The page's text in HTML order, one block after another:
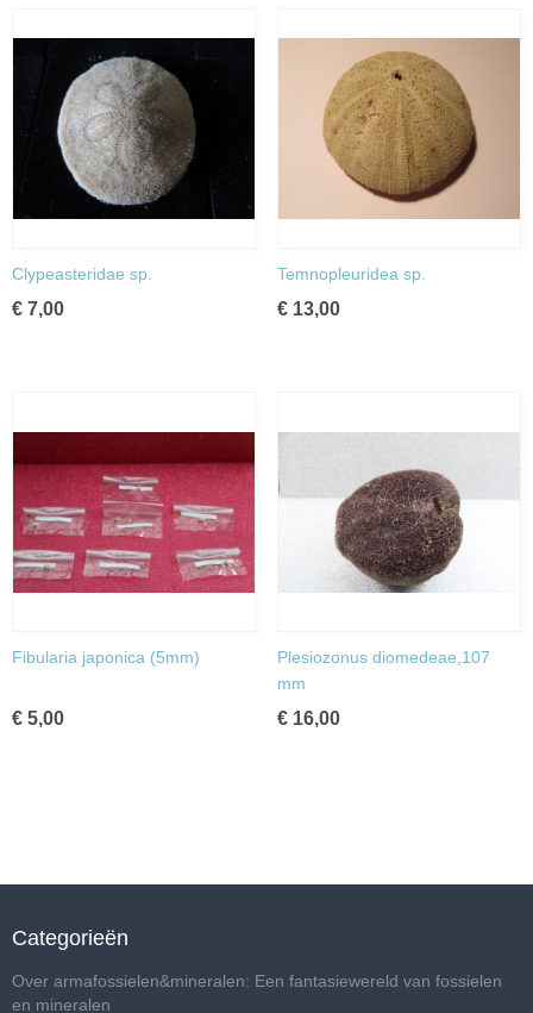
Clypeasteridae sp.
€ 7,00
Temnopleuridea sp.
€ 13,00
Fibularia japonica (5mm)
€ 5,00
Plesiozonus diomedeae,107
mm
€ 16,00
Categorieën
Over armafossielen&mineralen: Een fantasiewereld van fossielen
en mineralen